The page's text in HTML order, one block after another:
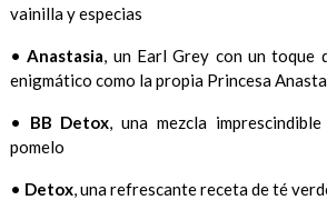
vainilla y especias
•Anastasia, un Earl Grey con un toque
enigmático como la propia Princesa
• BB Detox, una mezcla
pomelo
• Detox, una refrescante receta de té